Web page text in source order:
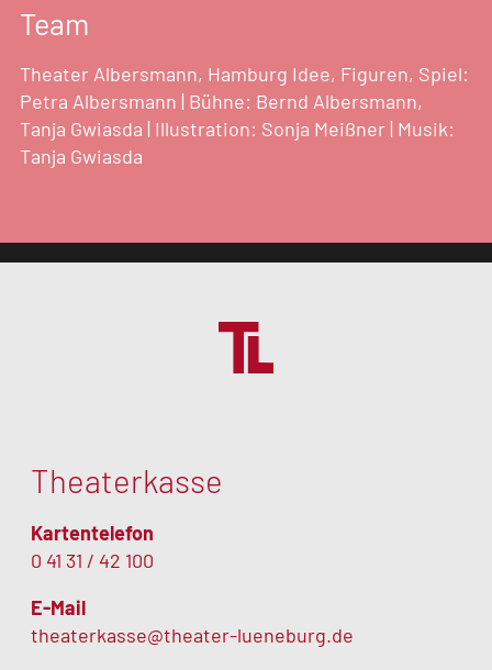
Team
Theater Albersmann, Hamburg Idee, Figuren, Spiel:
Petra Albersmann | Bühne: Bernd Albersmann,
Tanja Gwiasda | Illustration: Sonja Meißner | Musik:
Tanja Gwiasda
Theaterkasse
Kartentelefon
0 41 31 / 42 100
E-Mail
theaterkasse@theater-lueneburg.de